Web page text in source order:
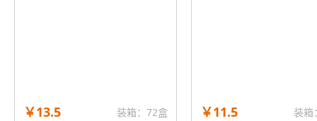
￥13.5
装箱：72盒
￥11.5
装箱